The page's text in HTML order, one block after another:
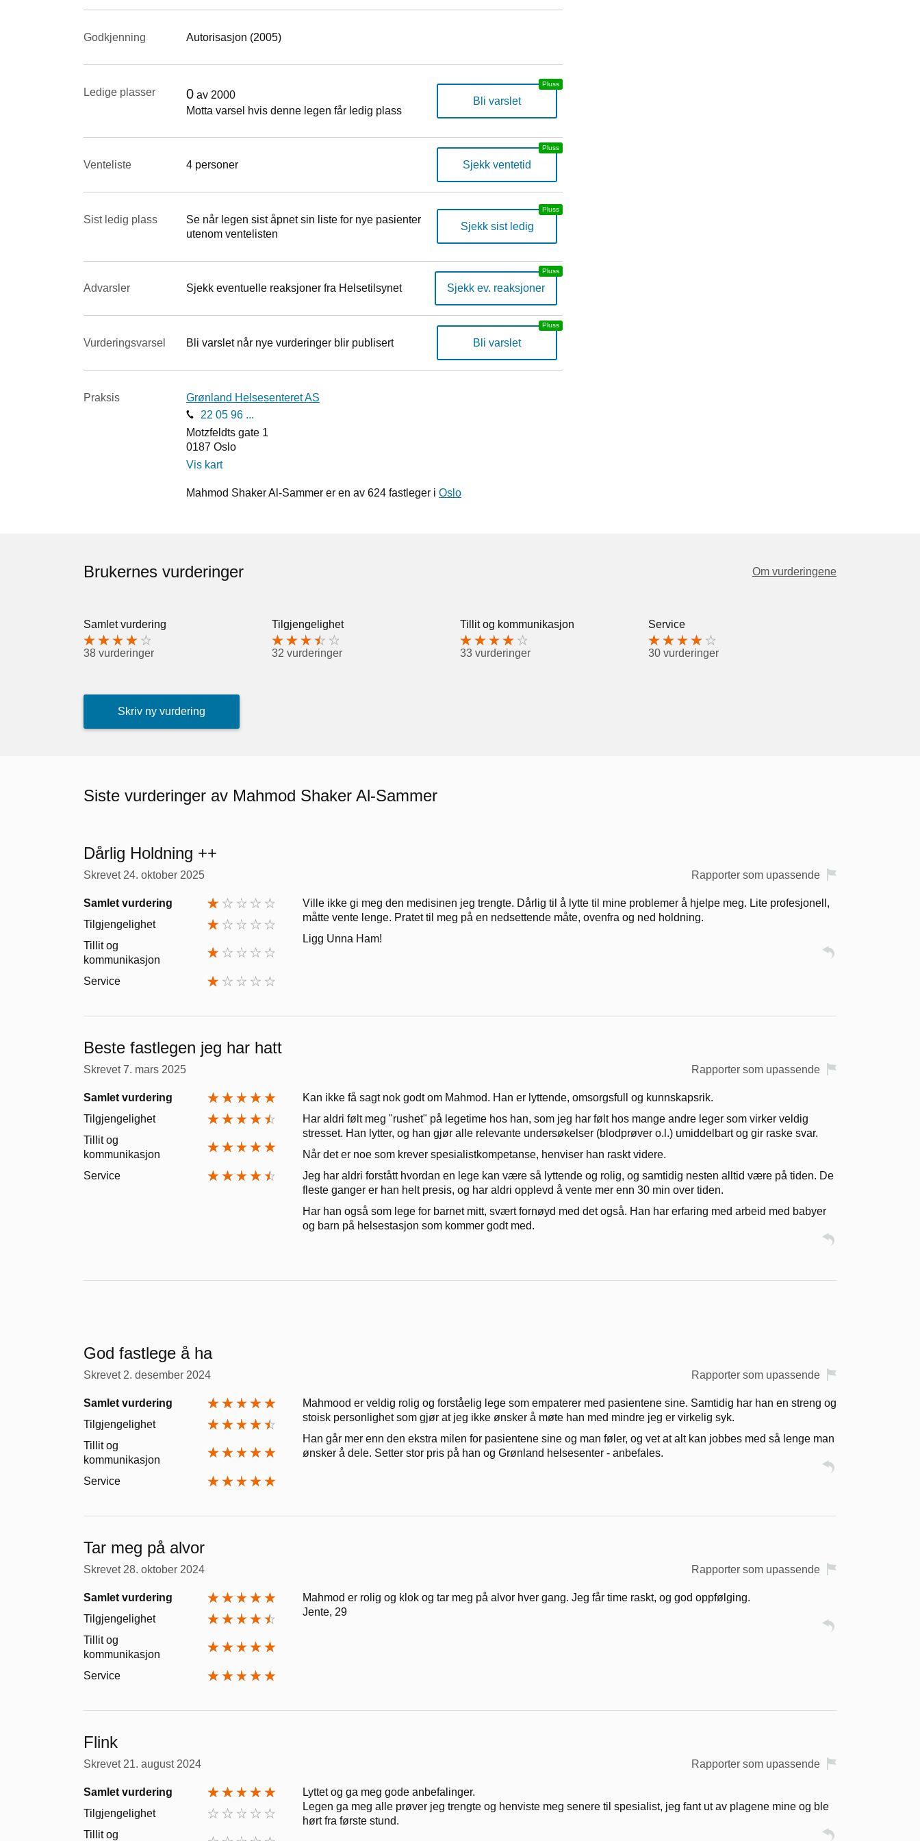
Godkjenning Autorisasjon (2005)
Ledige plasser 0 av 2000
Motta varsel hvis denne legen får ledig plass
Bli varslet
Venteliste 4 personer Sjekk ventetid
Sist ledig plass
Se når legen sist åpnet sin liste for nye pasienter
utenom ventelisten
Sjekk sist ledig
Advarsler Sjekk eventuelle reaksjoner fra Helsetilsynet Sjekk ev. reaksjoner
Vurderings­varsel Bli varslet når nye vurderinger blir publisert Bli varslet
Praksis
Grønland Helsesenteret AS
22 05 96 ...
Motzfeldts gate 1
0187 Oslo
Vis kart
Mahmod Shaker Al-Sammer er en av 624 fastleger i Oslo
Brukernes vurderinger Om vurderingene
Samlet vurdering
38 vurderinger
Tilgjengelighet
32 vurderinger
Tillit og kommunikasjon
33 vurderinger
Service
30 vurderinger
Skriv ny vurdering
Siste vurderinger av Mahmod Shaker Al-Sammer
Dårlig Holdning ++
Skrevet 24. oktober 2025 Rapporter som upassende
Samlet vurdering
Tilgjengelighet
Tillit og
kommunikasjon
Service
Ville ikke gi meg den medisinen jeg trengte. Dårlig til å lytte til mine problemer å hjelpe meg. Lite profesjonell,
måtte vente lenge. Pratet til meg på en nedsettende måte, ovenfra og ned holdning.
Ligg Unna Ham!
Beste fastlegen jeg har hatt
Skrevet7. mars 2025 Rapporter som upassende
Samlet vurdering
Tilgjengelighet
Tillit og
kommunikasjon
Service
Kan ikke få sagt nok godt om Mahmod. Han er lyttende, omsorgsfull og kunnskapsrik.
Har aldri følt meg "rushet" på legetime hos han, som jeg har følt hos mange andre leger som virker veldig
stresset. Han lytter, og han gjør alle relevante undersøkelser (blodprøver o.l.) umiddelbart og gir raske svar.
Når det er noe som krever spesialistkompetanse, henviser han raskt videre.
Jeg har aldri forstått hvordan en lege kan være så lyttende og rolig, og samtidig nesten alltid være på tiden. De
fleste ganger er han helt presis, og har aldri opplevd å vente mer enn 30 min over tiden.
Har han også som lege for barnet mitt, svært fornøyd med det også. Han har erfaring med arbeid med babyer
og barn på helsestasjon som kommer godt med.
God fastlege å ha
Skrevet 2. desember 2024 Rapporter som upassende
Samlet vurdering
Tilgjengelighet
Tillit og
kommunikasjon
Service
Mahmood er veldig rolig og forståelig lege som empaterer med pasientene sine. Samtidig har han en streng og
stoisk personlighet som gjør at jeg ikke ønsker å møte han med mindre jeg er virkelig syk.
Han går mer enn den ekstra milen for pasientene sine og man føler, og vet at alt kan jobbes med så lenge man
ønsker å dele. Setter stor pris på han og Grønland helsesenter - anbefales.
Tar meg på alvor
Skrevet 28. oktober 2024 Rapporter som upassende
Samlet vurdering
Tilgjengelighet
Tillit og
kommunikasjon
Service
Mahmod er rolig og klok og tar meg på alvor hver gang. Jeg får time raskt, og god oppfølging.
Jente, 29
Flink
Skrevet 21. august 2024 Rapporter som upassende
Samlet vurdering
Tilgjengelighet
Tillit og
Lyttet og ga meg gode anbefalinger.
Legen ga meg alle prøver jeg trengte og henviste meg senere til spesialist, jeg fant ut av plagene mine og ble
hørt fra første stund.